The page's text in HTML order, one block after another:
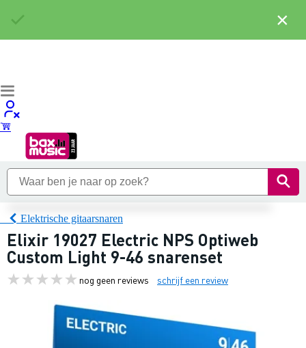
Elektrische gitaarsnaren
Elixir 19027 Electric NPS Optiweb
Custom Light 9-46 snarenset
nog geen reviews schrijf een review
×